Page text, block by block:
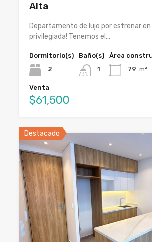
Alta
Departamento de lujo por estrenar
privilegiada! Tenemos el…
Dormitorio(s)
2
Baño(s)
1
Área
79 m²
Venta
$61,500
Destacado